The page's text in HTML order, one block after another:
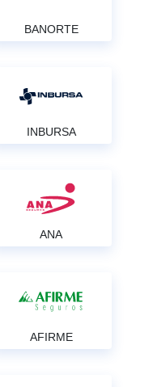
BANORTE
INBURSA
ANA
AFIRME